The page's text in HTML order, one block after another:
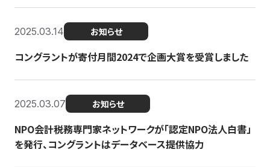
2025.03.14 お知らせ
コングラントが寄付月間2024で企画大賞を受賞しました
2025.03.07 お知らせ
NPO会計税務専門家ネットワークが「認定NPO法人白書」
を発行、コングラントはデータベース提供協力